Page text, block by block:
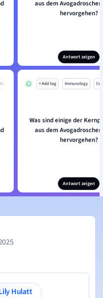
aus dem
hervorgehen?
Antwort zeigen
Mo + Add tag Immunology
Was sind einige der
aus dem
hervorgehen?
Antwort zeigen
Lily Hulatt